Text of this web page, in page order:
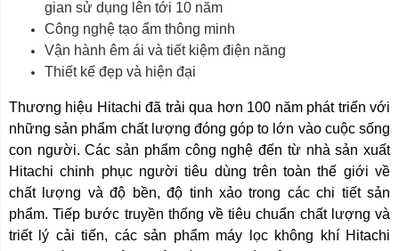
gian sử dụng lên tới 10 năm
Công nghệ tạo ẩm thông minh
Vận hành êm ái và tiết kiệm điện năng
Thiết kế đẹp và hiện đại
Thương hiệu Hitachi đã trải qua hơn 100 năm phát triển với
những sản phẩm chất lượng đóng góp to lớn vào cuộc sống
con người. Các sản phẩm công nghệ đến từ nhà sản xuất
Hitachi chinh phục người tiêu dùng trên toàn thế giới về
chất lượng và độ bền, độ tinh xảo trong các chi tiết sản
phẩm.Tiếp bước truyền thống về tiêu chuẩn chất lượng và
triết lý cải tiến, các sản phẩm máy lọc không khí Hitachi